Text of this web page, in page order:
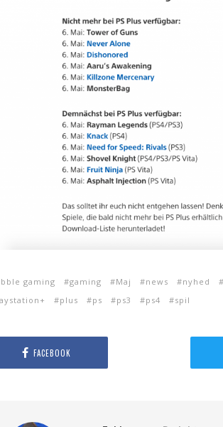
gaming gaming Maj news nyhed
plus ps ps3 ps4 spil
FACEBOOK